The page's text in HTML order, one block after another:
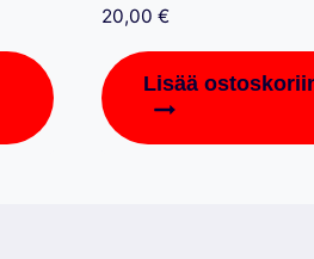
20,00 €
Lisää